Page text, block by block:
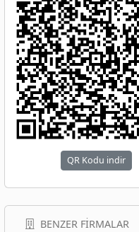
QR Kodu indir
BENZER FIRMALAR